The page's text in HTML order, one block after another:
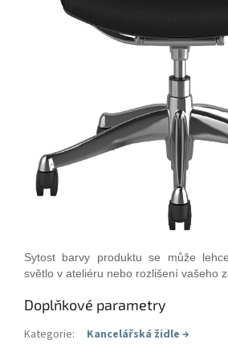
Sytost barvy produktu se může
světlo v ateliéru nebo rozlišení vašeho
Doplňkové parametry
Kategorie: Kancelářská židle →